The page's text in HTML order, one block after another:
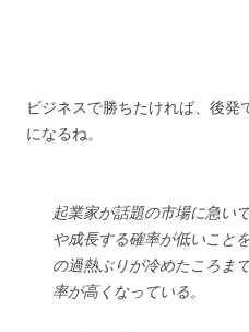
ビジネスで勝ちたければ、後
になるね。
起業家が話題の市場に急い
や成長する確率が低いこと
の過熱ぶりが冷めたころま
率が高くなっている。